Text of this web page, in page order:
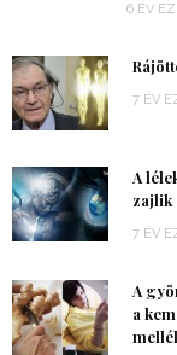
6 ÉV
7 ÉV
A
zajlik
7 ÉV
A
a